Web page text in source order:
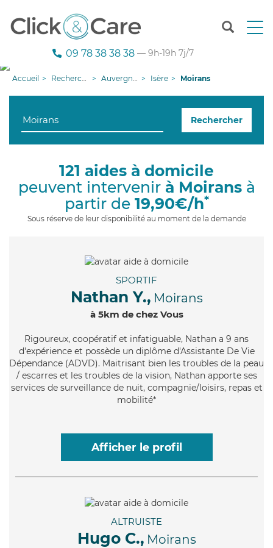
T
n
g
09 78 38 38 38 — 9h-19h 7j/7
Accueil Recherche aide à domicile Auvergne-Rhône-Alpes Isère Moirans
Rechercher
121 aides à domicile
peuvent intervenir à Moiransà
partir de 19,90€/h*
Sous réserve de leur disponibilité au moment de la demande
SPORTIF
Nathan Y., Moirans
à 5km de chez Vous
Rigoureux, coopératif et infatiguable, Nathan a 9 ans
d'expérience et possède un diplôme d'Assistante De Vie
Dépendance (ADVD). Maitrisant bien les troubles de la peau
/ escarres et les troubles de la vision, Nathan apporte ses
services de surveillance de nuit, compagnie/loisirs, repas et
mobilité*
Afficher le profil
ALTRUISTE
Hugo C., Moirans